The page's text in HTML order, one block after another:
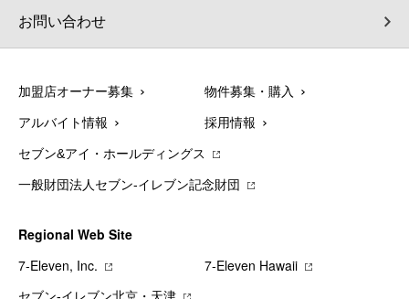
お問い合わせ
加盟店オーナー募集 物件募集・購入
アルバイト情報 採用情報
セブン&アイ・ホールディングス
一般財団法人セブン-イレブン記念財団
Regional Web Site
7‐Eleven, Inc.
7‐Eleven Hawaii
セブン‐イレブン北京・天津